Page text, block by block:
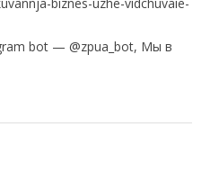
bot — @zpua_bot, Мы в